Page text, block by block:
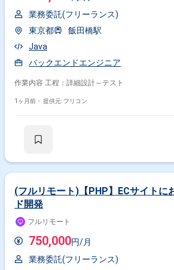
業務委託(フリーランス)
東京都
飯田橋駅
Java
バックエンドエンジニア
作業内容 工程：詳細設計～テスト
1ヶ月前・ 提供元: フリコン
(フルリモート)【PHP】ECサイトに
ド開発
フルリモート
750,000円/月
業務委託(フリーランス)